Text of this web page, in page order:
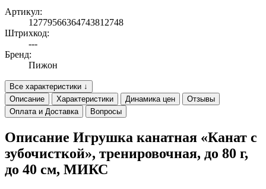
Артикул:
12779566364743812748
Штрихкод:
---
Бренд:
Пижон
Все характеристики ↓
Описание
Характеристики Динамика цен
Отзывы
Оплата и Доставка
Вопросы
Описание Игрушка канатная «Канат с
зубочисткой», тренировочная, до 80 г,
до 40 см, МИКС